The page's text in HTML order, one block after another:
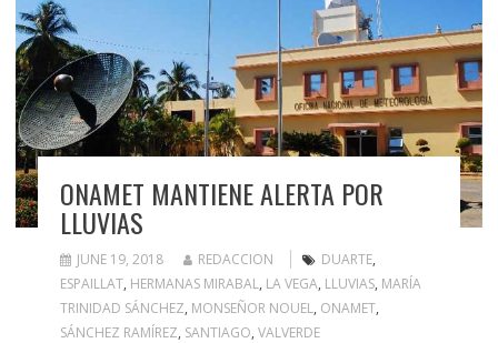
ONAMET MANTIENE ALERTA POR
LLUVIAS
JUNE 19, 2018 REDACCION DUARTE,
ESPAILLAT, HERMANAS MIRABAL, LA VEGA, LLUVIAS, MARÍA
TRINIDAD SÁNCHEZ, MONSEÑOR NOUEL, ONAMET,
SÁNCHEZ RAMÍREZ, SANTIAGO, VALVERDE